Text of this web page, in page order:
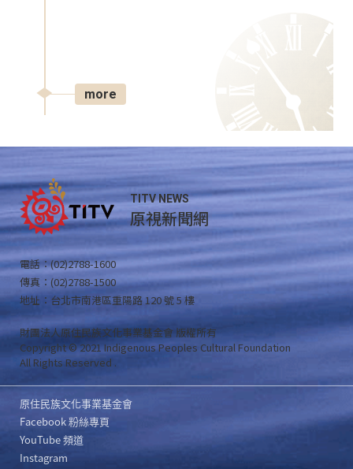
more
TITV NEWS
原視新聞網
電話：(02)2788-1600
傳真：(02)2788-1500
地址：台北市南港區重陽路 120 號 5 樓
財團法人原住民族文化事業基金會 版權所有
Copyright © 2021 Indigenous Peoples Cultural Foundation
All Rights Reserved .
原住民族文化事業基金會
Facebook 粉絲專頁
YouTube 頻道
Instagram